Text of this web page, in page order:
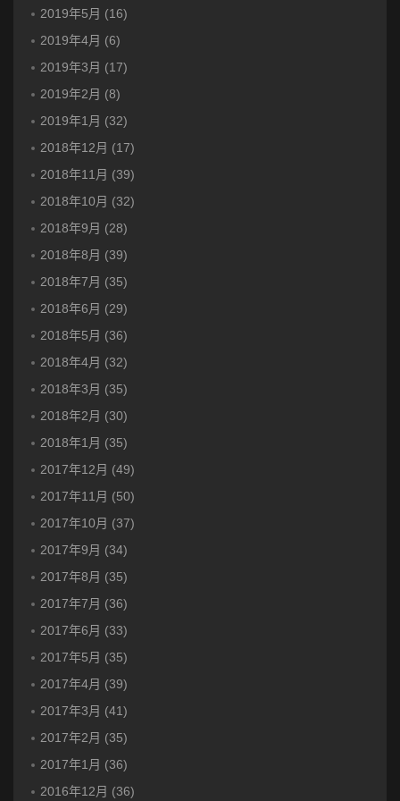
2019年5月 (16)
2019年4月 (6)
2019年3月 (17)
2019年2月 (8)
2019年1月 (32)
2018年12月 (17)
2018年11月 (39)
2018年10月 (32)
2018年9月 (28)
2018年8月 (39)
2018年7月 (35)
2018年6月 (29)
2018年5月 (36)
2018年4月 (32)
2018年3月 (35)
2018年2月 (30)
2018年1月 (35)
2017年12月 (49)
2017年11月 (50)
2017年10月 (37)
2017年9月 (34)
2017年8月 (35)
2017年7月 (36)
2017年6月 (33)
2017年5月 (35)
2017年4月 (39)
2017年3月 (41)
2017年2月 (35)
2017年1月 (36)
2016年12月 (36)